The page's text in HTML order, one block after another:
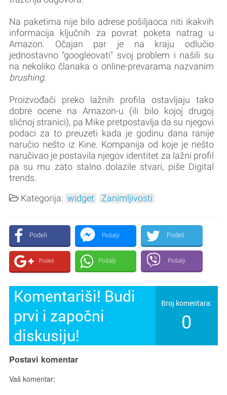
Na paketima nije bilo adrese pošiljaoca niti ikakvih
informacija ključnih za povrat poketa natrag u
Amazon. Očajan par je na kraju odlučio
jednostavno "googleovati" svoj problem i našili su
na nekoliko članaka o online-prevarama nazvanim
brushing.
Proizvođači preko lažnih profila ostavljaju tako
dobre ocene na Amazon-u (ili bilo kojoj drugoj
sličnoj stranici), pa Mike pretpostavlja da su njegovi
podaci za to preuzeti kada je godinu dana ranije
naručio nešto iz Kine. Kompanija od koje je nešto
naručivao je postavila njegov identitet za lažni profil
pa su mu zato stalno dolazile stvari, piše Digital
trends.
Kategorija: widget Zanimljivosti
Podeli Pošalji Podeli
Podeli Pošalji Pošalji
Komentariši! Budi
prvi i započni
diskusiju!
Broj komentara:
0
Postavi komentar
Vaš komentar: